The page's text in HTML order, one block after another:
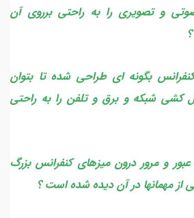
و تصویری را به راحتی برروی آن
کنفرانس بگونه ای طراحی شده تا بتوان
کشی شبکه و برق و تلفن را به راحتی
عبور و مرور درون میزهای کنفرانس بزرگ
از مهمانها در آن دیده شده است ؟